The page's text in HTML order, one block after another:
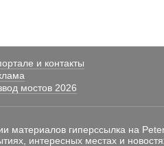
и контакты
мостов 2026
материалов гиперссылка на
интересных местах и